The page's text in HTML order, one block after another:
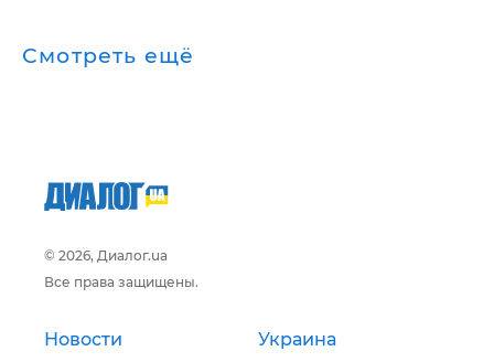
Смотреть ещё
© 2026, Диалог.ua
Все права защищены.
Новости Украина